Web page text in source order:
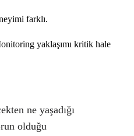
farklı.
yaklaşımı kritik hale
ne yaşadığı
olduğu